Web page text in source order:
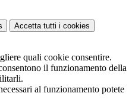
Accetta tutti i cookies
quali cookie consentire.
il funzionamento della
al funzionamento potete